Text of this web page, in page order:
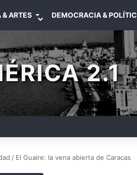
& ARTES DEMOCRACIA &
2.1
/ El Guaire: la vena abierta de Caracas